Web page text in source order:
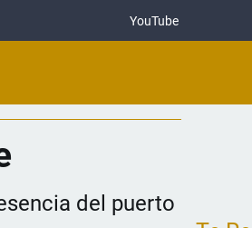
YouTube
del puerto